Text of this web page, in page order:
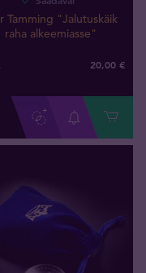
Tamming "Jalutuskäik
raha alkeemiasse"
20,00 €